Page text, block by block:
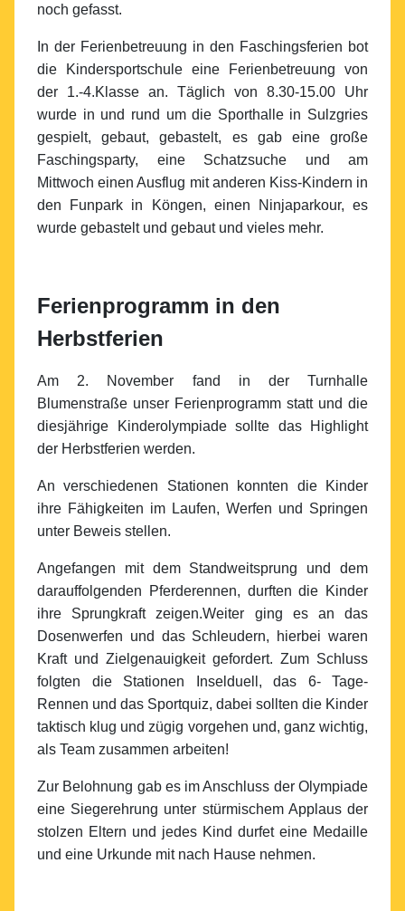
noch gefasst.
In der Ferienbetreuung in den Faschingsferien bot
die Kindersportschule eine Ferienbetreuung von
der 1.-4.Klasse an. Täglich von 8.30-15.00 Uhr
wurde in und rund um die Sporthalle in Sulzgries
gespielt, gebaut, gebastelt, es gab eine große
Faschingsparty, eine Schatzsuche und am
Mittwoch einen Ausflug mit anderen Kiss-Kindern in
den Funpark in Köngen, einen Ninjaparkour, es
wurde gebastelt und gebaut und vieles mehr.
Ferienprogramm in den
Herbstferien
Am 2. November fand in der Turnhalle
Blumenstraße unser Ferienprogramm statt und die
diesjährige Kinderolympiade sollte das Highlight
der Herbstferien werden.
An verschiedenen Stationen konnten die Kinder
ihre Fähigkeiten im Laufen, Werfen und Springen
unter Beweis stellen.
Angefangen mit dem Standweitsprung und dem
darauffolgenden Pferderennen, durften die Kinder
ihre Sprungkraft zeigen.Weiter ging es an das
Dosenwerfen und das Schleudern, hierbei waren
Kraft und Zielgenauigkeit gefordert. Zum Schluss
folgten die Stationen Inselduell, das 6- Tage-
Rennen und das Sportquiz, dabei sollten die Kinder
taktisch klug und zügig vorgehen und, ganz wichtig,
als Team zusammen arbeiten!
Zur Belohnung gab es im Anschluss der Olympiade
eine Siegerehrung unter stürmischem Applaus der
stolzen Eltern und jedes Kind durfet eine Medaille
und eine Urkunde mit nach Hause nehmen.